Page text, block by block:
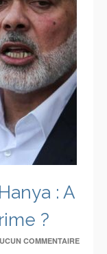
: A
?
COMMENTAIRE